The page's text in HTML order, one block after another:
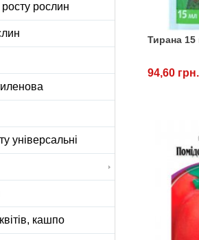
Тирана 15
94,60 грн.
рослин
універсальні
кашпо